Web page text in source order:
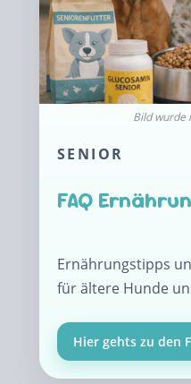
SENIOR
FAQ
Ernährungstipps
für ältere Hunde
Hier gehts zu den